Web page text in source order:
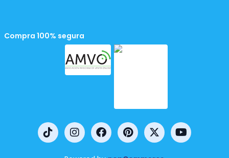
Compra 100% segura